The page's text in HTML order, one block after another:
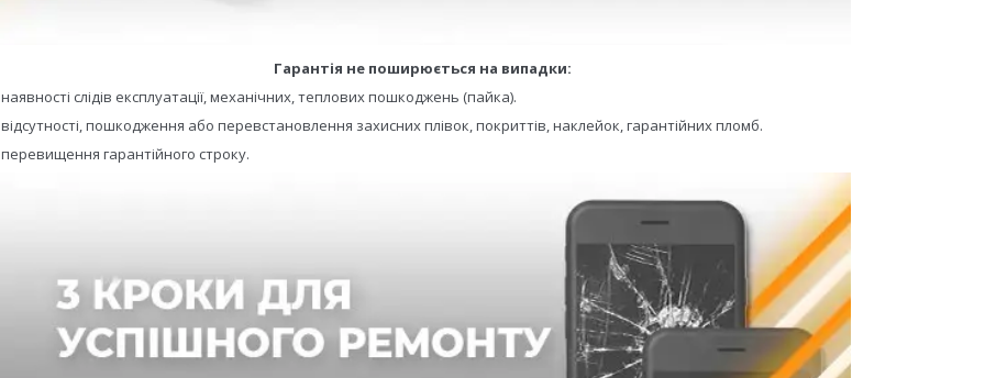
Гарантія не поширюється на випадки:
слідів експлуатації, механічних, теплових пошкоджень (пайка).
пошкодження або перевстановлення захисних плівок, покриттів, наклейок, гарантійних пломб.
гарантійного строку.